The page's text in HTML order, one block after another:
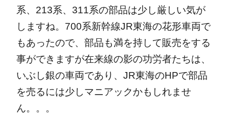
系、213系、311系の部品は少し厳しい気が
しますね。700系新幹線JR東海の花形車両で
もあったので、部品も満を持して販売をする
事ができますが在来線の影の功労者たちは、
いぶし銀の車両であり、JR東海のHPで部品
を売るには少しマニアックかもしれませ
ん。。。